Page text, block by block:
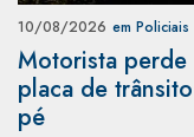
10/08/2026 em Policiais
Motorista
placa de
pé